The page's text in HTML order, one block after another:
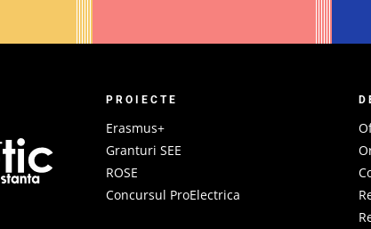
PROIECTE
Erasmus+
Granturi SEE
ROSE
Concursul ProElectrica